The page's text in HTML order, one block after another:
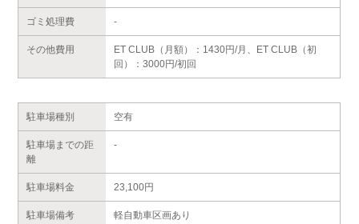
ゴミ処理費 -
その他費用
ET CLUB（月額）：1430円/月、ET CLUB（初
回）：3000円/初回
駐車場種別 空有
駐車場までの距
離
-
駐車場料金 23,100円
駐車場備考 軽自動車区画あり